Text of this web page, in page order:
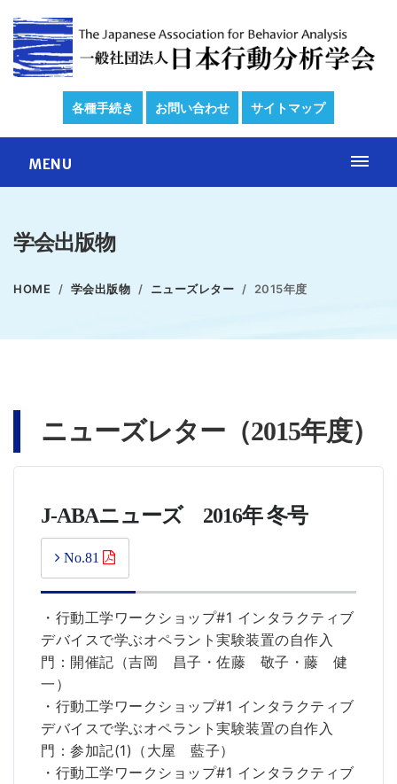
各種手続き お問い合わせ サイトマップ
MENU
学会出版物
HOME 学会出版物 ニューズレター 2015年度
ニューズレター（2015年度）
J-ABAニューズ 2016年 冬号
No.81
・行動工学ワークショップ#1 インタラクティブ
デバイスで学ぶオペラント実験装置の自作入
門：開催記（吉岡 昌子・佐藤 敬子・藤 健
一）
・行動工学ワークショップ#1 インタラクティブ
デバイスで学ぶオペラント実験装置の自作入
門：参加記(1)（大屋 藍子）
・行動工学ワークショップ#1 インタラクティブ